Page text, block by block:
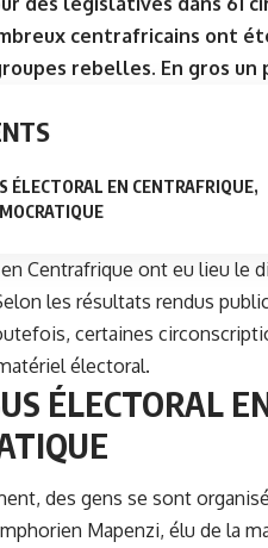
centrafricains ont
rebelles. En gros
ÉLECTORAL EN CENTRAFRIQUE,
Centrafrique ont eu lieu le
les résultats rendus
certaines
électoral.
ÉLECTORAL
des gens se sont
Mapenzi, élu de la